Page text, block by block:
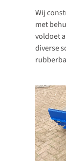
Wij
met
voldoet
diverse